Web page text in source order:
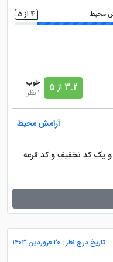
محیط 4 از 5
3.2 از 5
خوب
1 نظر
آرامش محیط
و یک کد تخفیف و کد قرعه
تاریخ درج نظر : ۲۰ فروردین ۱۴۰۳